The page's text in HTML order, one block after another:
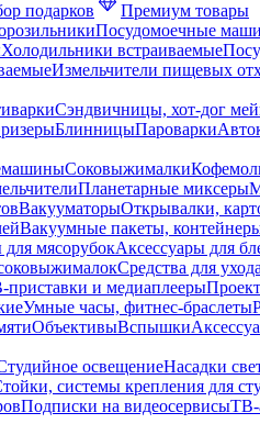
подарков
Премиум товары
Посудомоечные
Холодильники встраиваемые
Измельчители пищевых
Сэндвичницы, хот-дог
БлинницыПароварки
Соковыжималки
Планетарные миксеры
ВакууматорыОткрывалки,
Вакуумные пакеты,
для мясорубокАксессуары для
Средства для
приставки и медиаплееры
Умные часы, фитнес-браслеты
ОбъективыВспышки
освещениеНасадки
системы крепления для
Подписки на видеосервисыТВ-